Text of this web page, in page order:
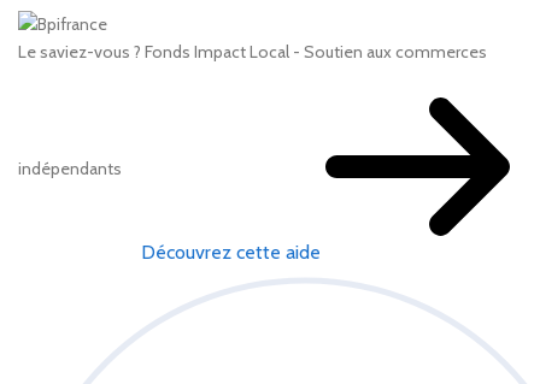
Le saviez-vous ? Fonds Impact Local - Soutien aux commerces
indépendants
Découvrez cette aide